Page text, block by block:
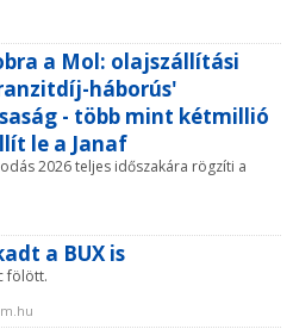
a Mol: olajszállítási
háborús'
- több mint kétmillió
le a Janaf
2026 teljes időszakára rögzíti a
a BUX is
fölött.